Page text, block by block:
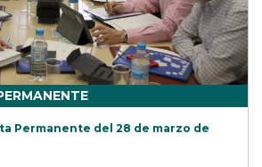
Permanente del 28 de marzo de